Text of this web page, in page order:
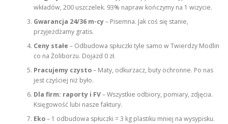
wkładów, 200 uszczelek. 93% napraw kończymy na 1 wizycie.
Gwarancja 24/36 m-cy– Pisemna. Jak coś się stanie,
przyjeżdżamy gratis.
Ceny stałe – Odbudowa spłuczki tyle samo w Twierdzy Modlin
co na Żoliborzu. Dojazd 0 zł.
Pracujemy czysto– Maty, odkurzacz, buty ochronne. Po nas
jest czyściej niż było.
Dla firm: raporty i FV– Wszystkie odbiory, pomiary, zdjęcia.
Księgowość lubi nasze faktury.
Eko– 1 odbudowa spłuczki = 3 kg plastiku mniej na wysypisku.